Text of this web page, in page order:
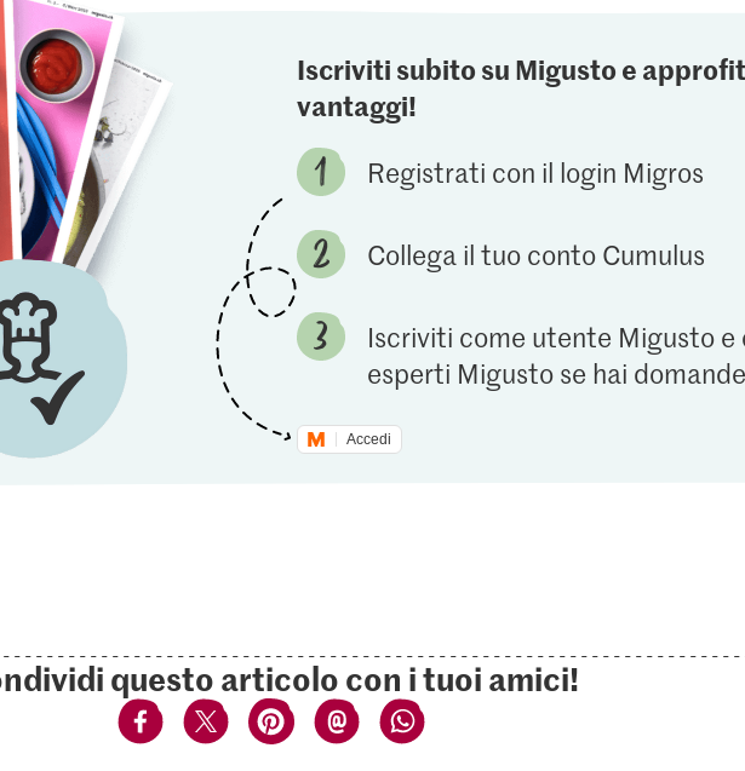
Iscriviti subito su Migusto e
vantaggi!
Registrati con il login Migros
Collega il tuo conto Cumulus
Iscriviti come utente Migusto e
esperti Migusto se hai
Accedi
questo articolo con i tuoi amici!